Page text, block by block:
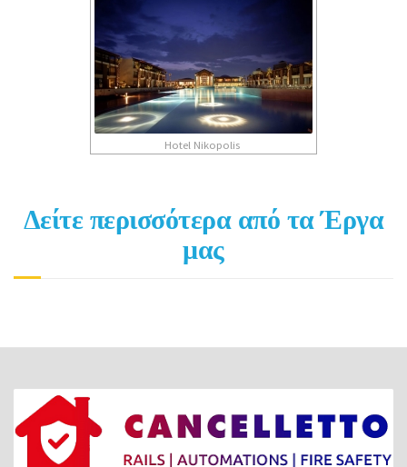
Hotel Nikopolis
Δείτε περισσότερα από τα Έργα
μας